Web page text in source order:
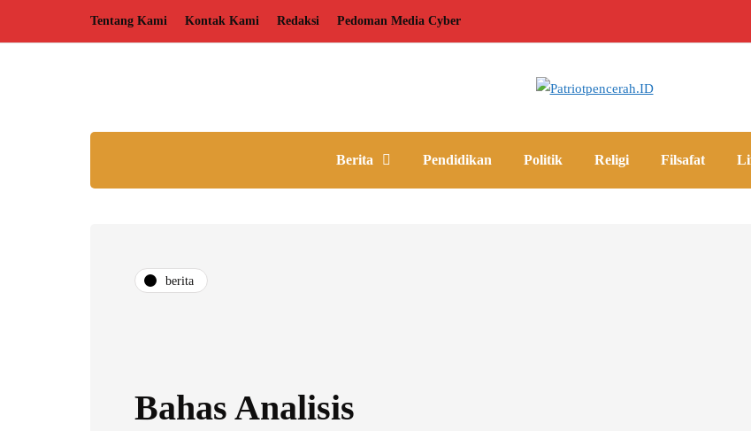
Tentang Kami Kontak Kami Redaksi Pedoman Media Cyber
Berita Pendidikan Politik Religi Filsafat
berita
Bahas Analisis